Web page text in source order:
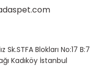
Sk.STFA Blokları No:17 B:7
Kadıköy İstanbul